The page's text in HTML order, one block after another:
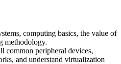
computing basics, the value of
methodology.
common peripheral devices,
and understand virtualization